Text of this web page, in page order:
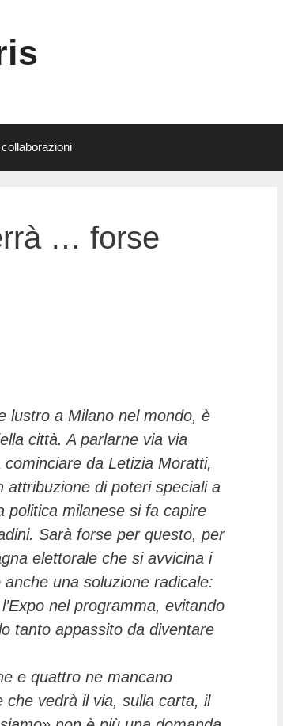
… forse
lustro a Milano nel mondo, è
città. A parlarne via via
da Letizia Moratti,
di poteri speciali a
politica milanese si fa capire
Sarà forse per questo, per
elettorale che si avvicina i
una soluzione radicale:
nel programma, evitando
tanto appassito da diventare
e quattro ne mancano
che vedrà il via, sulla carta, il